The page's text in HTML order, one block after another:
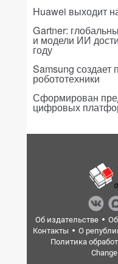
Huawei выходит
Gartner:
и модели ИИ
году
Samsung создает
робототехники
Сформирован
цифровых
Об издательстве
Контакты
О
Политика